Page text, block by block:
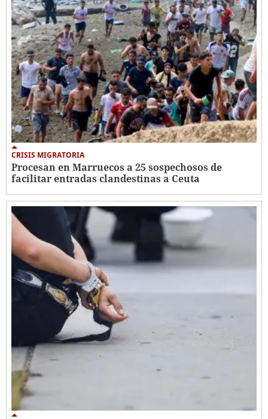
CRISIS MIGRATORIA
Procesan en Marruecos a 25 sospechosos de
facilitar entradas clandestinas a Ceuta